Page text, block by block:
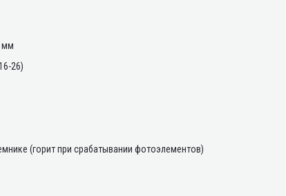
мм
26)
(горит при срабатывании фотоэлементов)